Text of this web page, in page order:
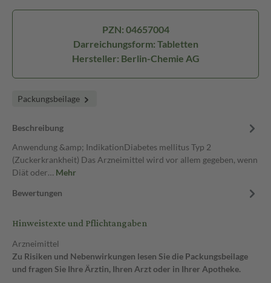
PZN: 04657004
Darreichungsform: Tabletten
Hersteller: Berlin-Chemie AG
Packungsbeilage
Beschreibung
Anwendung &amp; IndikationDiabetes mellitus Typ 2
(Zuckerkrankheit) Das Arzneimittel wird vor allem gegeben, wenn
Diät oder… Mehr
Bewertungen
Hinweistexte und Pflichtangaben
Arzneimittel
Zu Risiken und Nebenwirkungen lesen Sie die Packungsbeilage
und fragen Sie Ihre Ärztin, Ihren Arzt oder in Ihrer Apotheke.